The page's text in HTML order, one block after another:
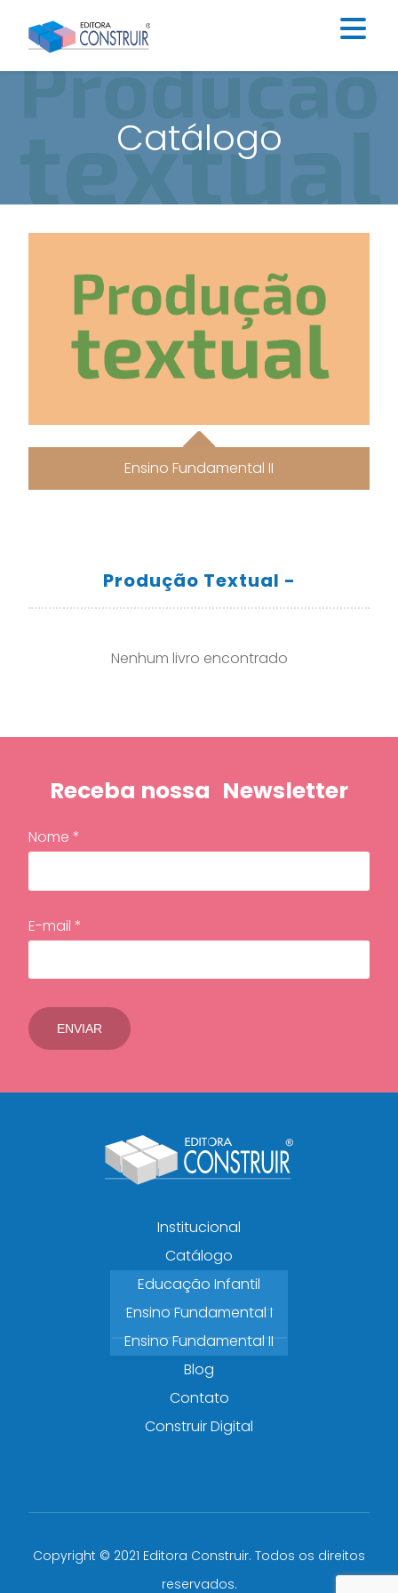
Institucional
Educação Infantil
Ensino Fundamental I
Blog
Contato
Construir Digital
Catálogo
Ensino Fundamental II
Produção Textual -
Nenhum livro encontrado
Receba nossa Newsletter
Nome *
E-mail *
Institucional
Catálogo
Educação Infantil
Ensino Fundamental I
Ensino Fundamental II
Blog
Contato
Construir Digital
Copyright © 2021 Editora Construir. Todos os direitos
reservados.